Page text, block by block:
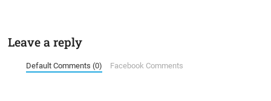
Leave a reply
Default Comments (0) Facebook Comments